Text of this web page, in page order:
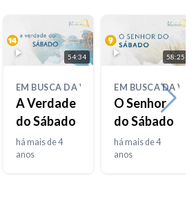
54:34
EM BUSCA DA VERDADE
A Verdade
do Sábado
há mais de 4
anos
58:25
EM BUSCA DA
O Senhor
do Sábado
há mais de 4
anos